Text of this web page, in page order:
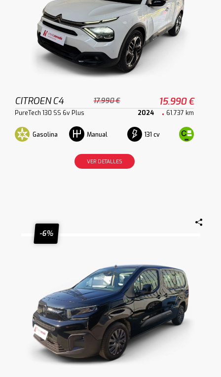
CITROEN C4 17.990 € 15.990 €
PureTech 130 SS 6v Plus 2024 61.737 km
Gasolina Manual 131 cv
VER DETALLES
-6%